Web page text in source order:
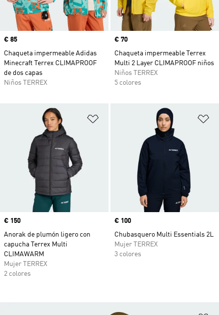
Precio
€ 85
Chaqueta impermeable Adidas
Minecraft Terrex CLIMAPROOF
de dos capas
Niños TERREX
Precio
€ 70
Chaqueta impermeable Terrex
Multi 2 Layer CLIMAPROOF niños
Niños TERREX
5 colores
Añadir a la lista de deseos
Precio
€ 150
Anorak de plumón ligero con
capucha Terrex Multi
CLIMAWARM
Mujer TERREX
2 colores
Precio
€ 100
Chubasquero Multi Essentials 2L
Mujer TERREX
3 colores